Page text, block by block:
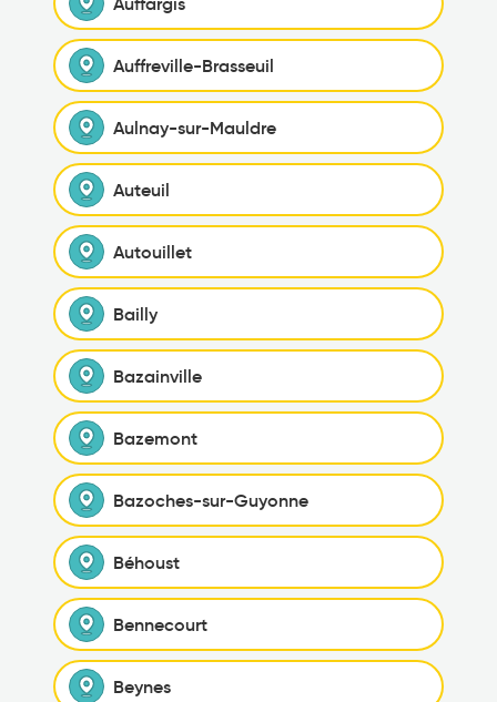
Auffreville-Brasseuil
Aulnay-sur-Mauldre
Auteuil
Autouillet
Bailly
Bazainville
Bazemont
Bazoches-sur-Guyonne
Béhoust
Bennecourt
Beynes